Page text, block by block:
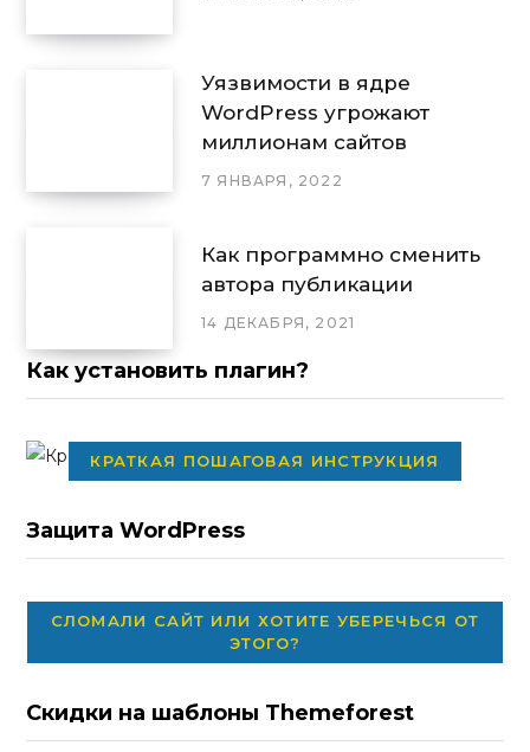
Уязвимости в ядре
WordPress угрожают
миллионам сайтов
7 ЯНВАРЯ, 2022
Как программно сменить
автора публикации
14 ДЕКАБРЯ, 2021
Как установить плагин?
КРАТКАЯ ПОШАГОВАЯ ИНСТРУКЦИЯ
Защита WordPress
СЛОМАЛИ САЙТ ИЛИ ХОТИТЕ УБЕРЕЧЬСЯ ОТ
ЭТОГО?
Скидки на шаблоны Themeforest